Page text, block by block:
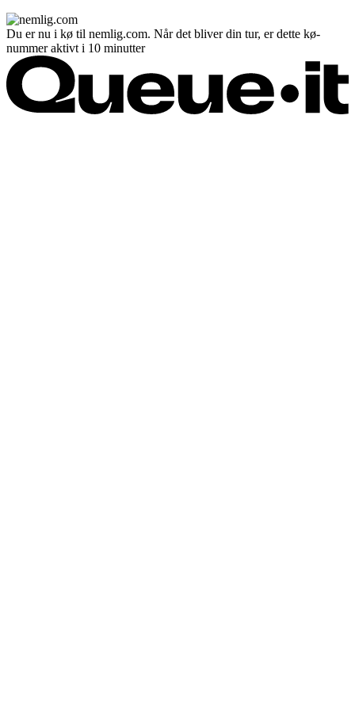
Du er nu i kø til nemlig.com. Når det bliver din tur, er dette kø-
nummer aktivt i 10 minutter